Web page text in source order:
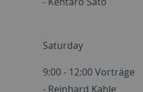
Saturday
9:00 - 12:00 Vorträge
- Reinhard Kahle